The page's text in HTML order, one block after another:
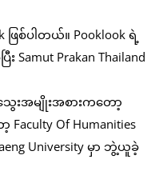
ြစ်ပါတယ်။ Pooklook ရဲ့
Samut Prakan Thailand
ေးအမျိုးအစားကတော့
Of Humanities
University မှာ ဘွဲ့ယူခဲ့